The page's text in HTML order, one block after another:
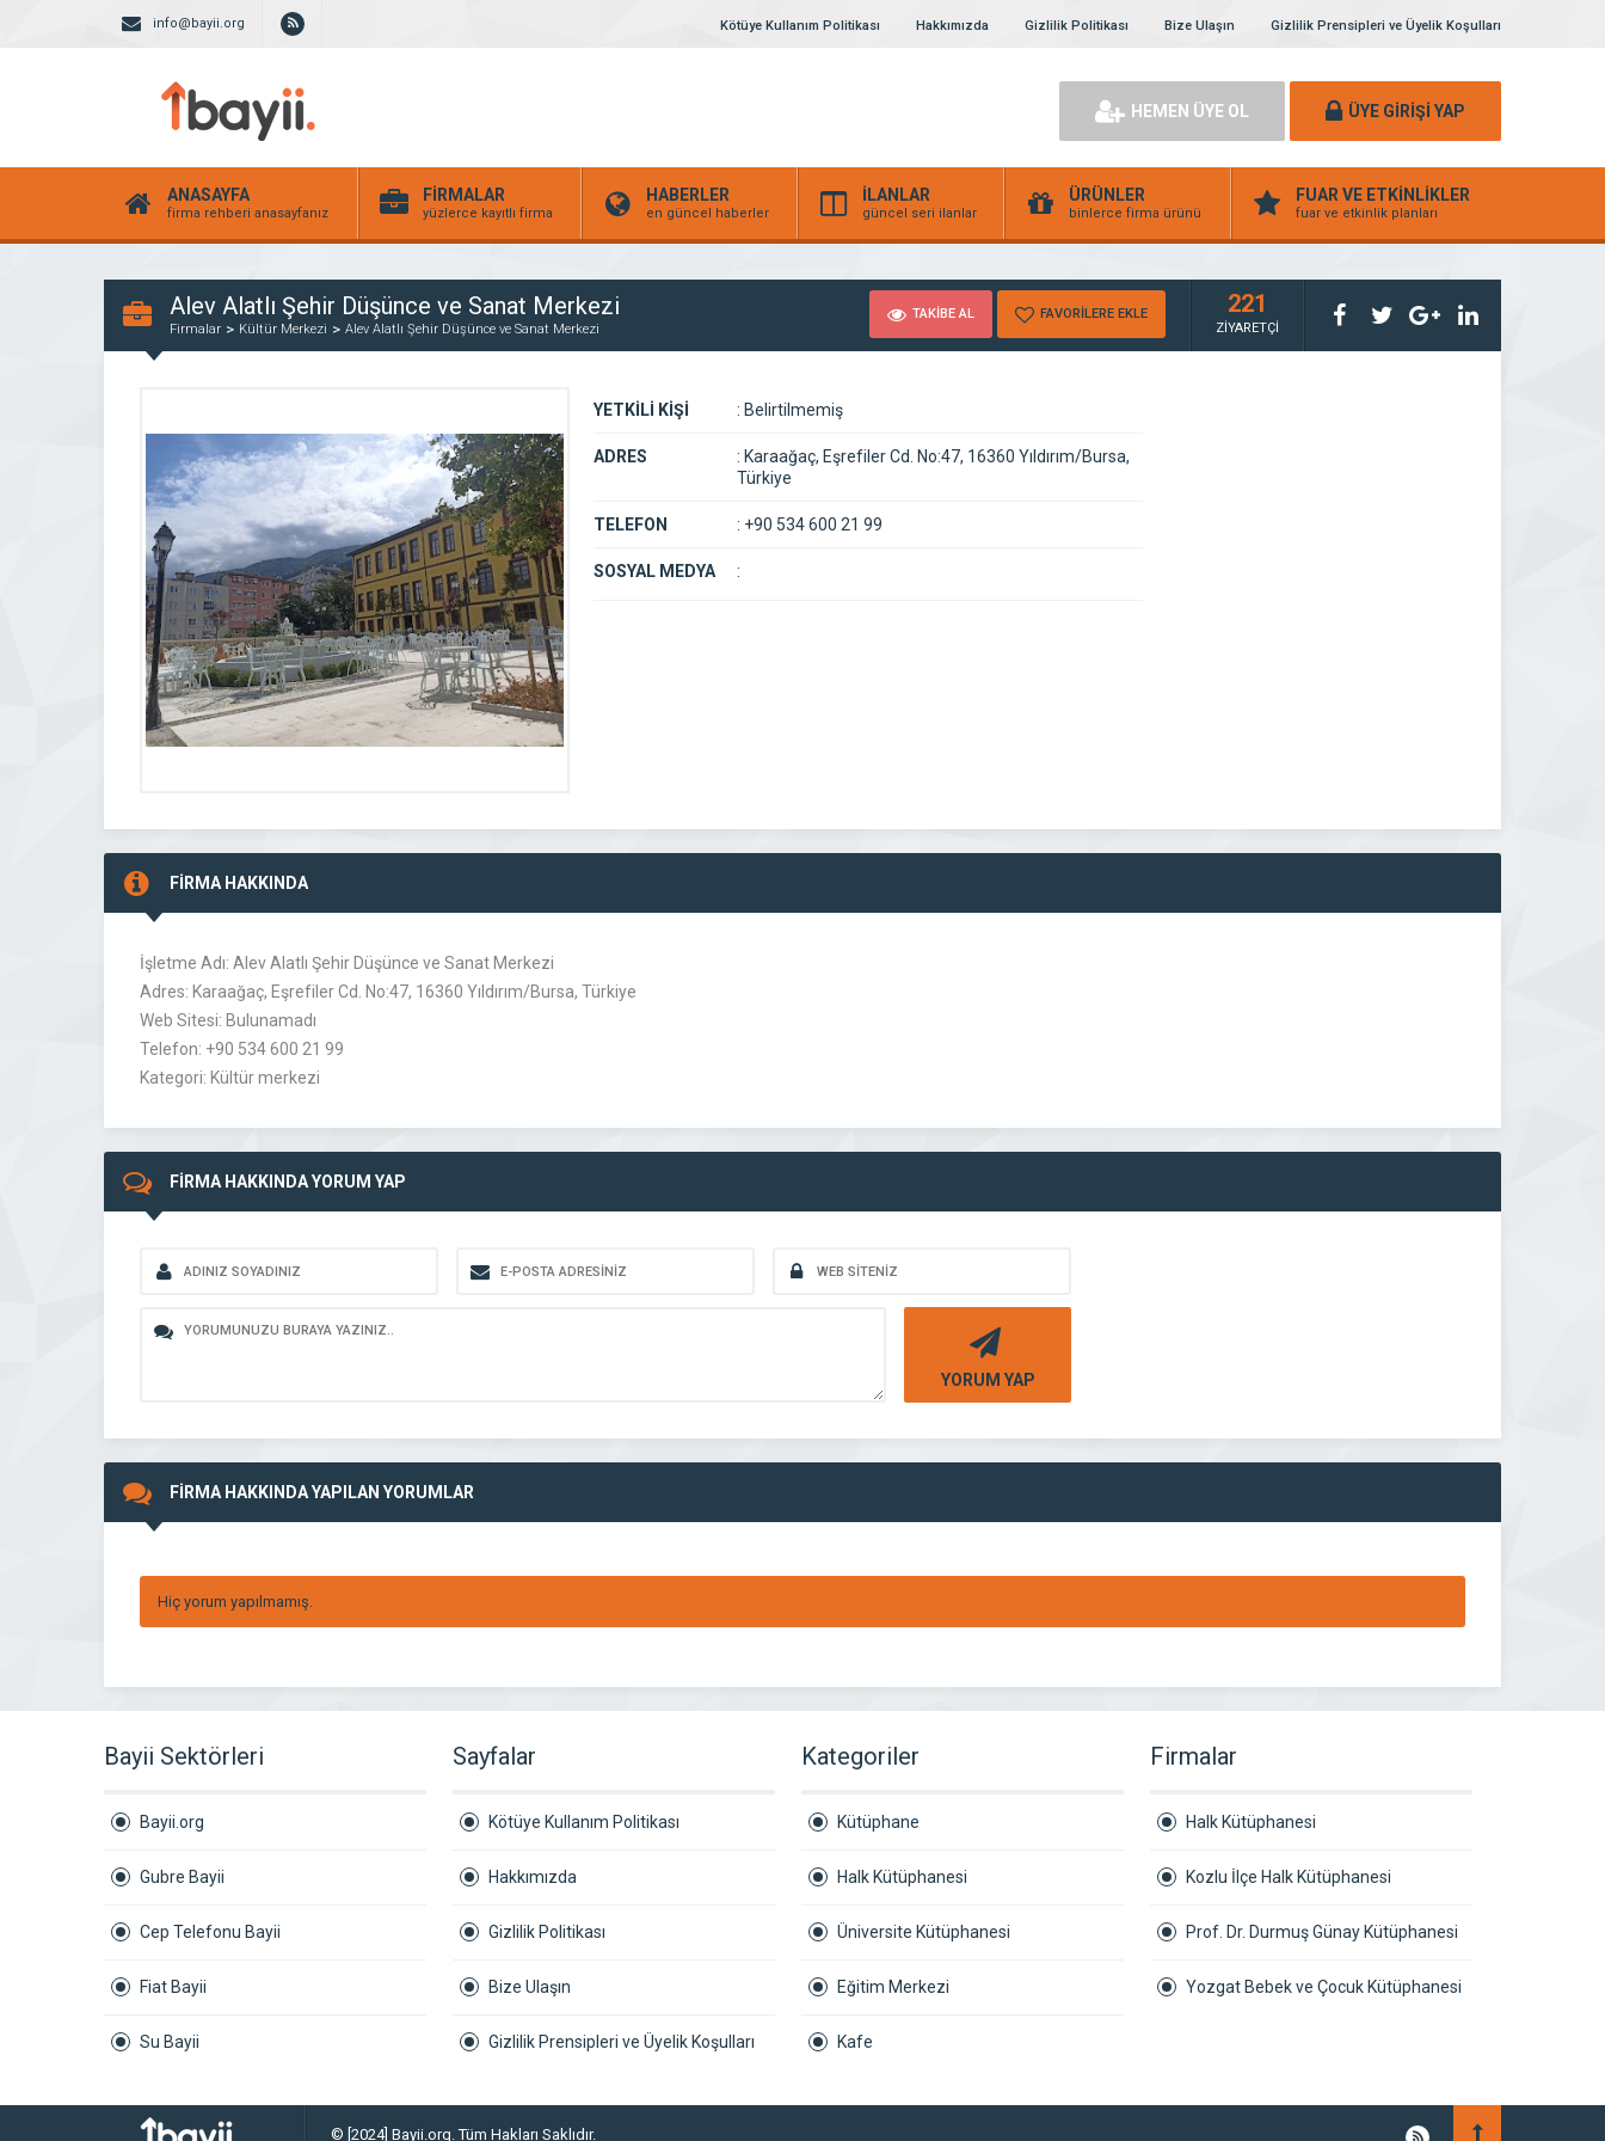
info@bayii.org Kötüye Kullanım Politikası Hakkımızda Gizlilik Politikası Bize Ulaşın Gizlilik Prensipleri ve Üyelik Koşulları
HEMEN ÜYE OL ÜYE GİRİŞİ YAP
ANASAYFA
firma rehberi anasayfanız
FİRMALAR
yüzlerce kayıtlı firma
HABERLER
en güncel haberler
İLANLAR
güncel seri ilanlar
ÜRÜNLER
binlerce firma ürünü
FUAR VE ETKİNLİKLER
fuar ve etkinlik planları
Alev Alatlı Şehir Düşünce ve Sanat Merkezi
Firmalar Kültür Merkezi Alev Alatlı Şehir Düşünce ve Sanat Merkezi
TAKİBE AL FAVORİLERE EKLE 221
ZİYARETÇİ
YETKİLİ KİŞİ : Belirtilmemiş
ADRES : Karaağaç, Eşrefiler Cd. No:47, 16360 Yıldırım/Bursa,
Türkiye
TELEFON : +90 534 600 21 99
SOSYAL MEDYA :
FİRMA HAKKINDA
İşletme Adı: Alev Alatlı Şehir Düşünce ve Sanat Merkezi
Adres: Karaağaç, Eşrefiler Cd. No:47, 16360 Yıldırım/Bursa, Türkiye
Web Sitesi: Bulunamadı
Telefon: +90 534 600 21 99
Kategori: Kültür merkezi
FİRMA HAKKINDA YORUM YAP
YORUM YAP
FİRMA HAKKINDA YAPILAN YORUMLAR
Hiç yorum yapılmamış.
Bayii Sektörleri
Bayii.org
Gubre Bayii
Cep Telefonu Bayii
Fiat Bayii
Su Bayii
Sayfalar
Kötüye Kullanım Politikası
Hakkımızda
Gizlilik Politikası
Bize Ulaşın
Gizlilik Prensipleri ve Üyelik Koşulları
Kategoriler
Kütüphane
Halk Kütüphanesi
Üniversite Kütüphanesi
Eğitim Merkezi
Kafe
Firmalar
Halk Kütüphanesi
Kozlu İlçe Halk Kütüphanesi
Prof. Dr. Durmuş Günay Kütüphanesi
Yozgat Bebek ve Çocuk Kütüphanesi
© [2024] Bayii.org. Tüm Hakları Saklıdır.